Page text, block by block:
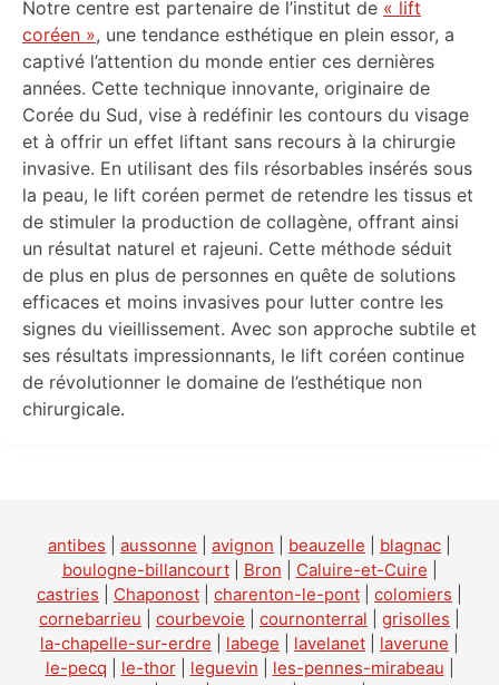
Notre centre est partenaire de l’institut de « lift
coréen », une tendance esthétique en plein essor, a
captivé l’attention du monde entier ces dernières
années. Cette technique innovante, originaire de
Corée du Sud, vise à redéfinir les contours du visage
et à offrir un effet liftant sans recours à la chirurgie
invasive. En utilisant des fils résorbables insérés sous
la peau, le lift coréen permet de retendre les tissus et
de stimuler la production de collagène, offrant ainsi
un résultat naturel et rajeuni. Cette méthode séduit
de plus en plus de personnes en quête de solutions
efficaces et moins invasives pour lutter contre les
signes du vieillissement. Avec son approche subtile et
ses résultats impressionnants, le lift coréen continue
de révolutionner le domaine de l’esthétique non
chirurgicale.
antibes aussonne avignon beauzelle blagnac
boulogne-billancourt| Bron Caluire-et-Cuire
castries
Chaponost charenton-le-pont colomiers
cornebarrieu
courbevoie cournonterral grisolles
la-chapelle-sur-erdre
labege lavelanet laverune
le-pecq
le-thor| leguevin les-pennes-mirabeau